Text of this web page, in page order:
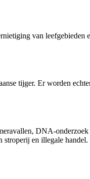
van leefgebieden
tijger. Er worden
DNA-
stroperij en illegale handel.